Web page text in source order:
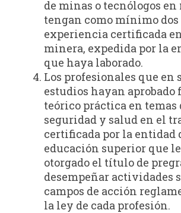
de minas o tecnólogos
tengan como mínimo dos
experiencia certificada
minera, expedida por la
que haya laborado.
Los profesionales que en
estudios hayan aprobado
teórico práctica en temas
seguridad y salud en el
certificada por la entidad
educación superior que
otorgado el título de
desempeñar actividades
campos de acción
la ley de cada profesión.